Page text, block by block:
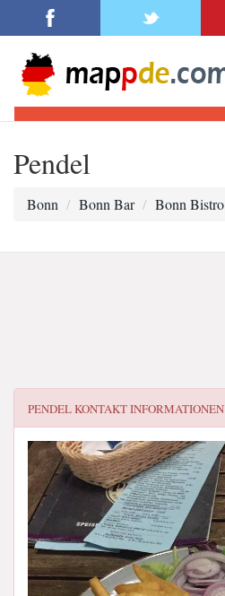
Pendel
Bonn Bonn Bar Bonn Bistro
PENDELKONTAKT INFORMATIONEN